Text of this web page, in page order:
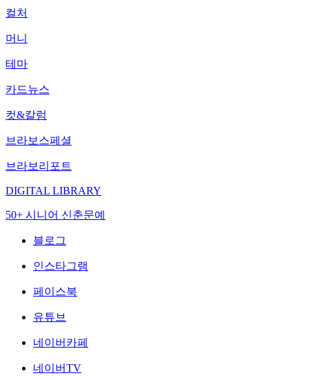
컬처
머니
테마
카드뉴스
컷&칼럼
브라보스페셜
브라보리포트
DIGITAL LIBRARY
50+ 시니어 신춘문예
블로그
인스타그램
페이스북
유튜브
네이버카페
네이버TV